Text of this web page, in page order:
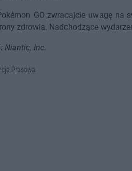
GO zwracajcie uwagę na
zdrowia. Nadchodzące
Niantic, Inc.
Prasowa